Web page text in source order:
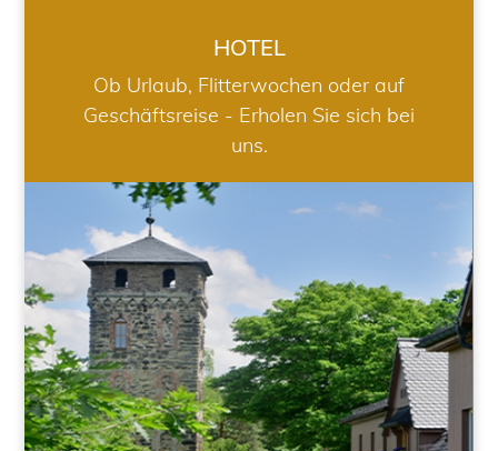
HOTEL
Ob Urlaub, Flitterwochen oder auf
Geschäftsreise - Erholen Sie sich bei
uns.
RESTAURANT